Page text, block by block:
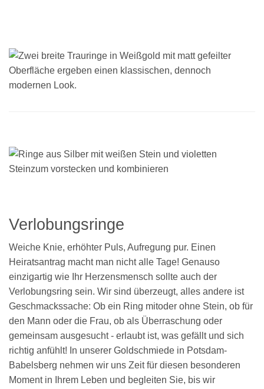
Verlobungsringe
Weiche Knie, erhöhter Puls, Aufregung pur. Einen
Heiratsantrag macht man nicht alle Tage! Genauso
einzigartig wie Ihr Herzensmensch sollte auch der
Verlobungsring sein. Wir sind überzeugt, alles andere ist
Geschmackssache: Ob ein Ring mitoder ohne Stein, ob für
den Mann oder die Frau, ob als Überraschung oder
gemeinsam ausgesucht - erlaubt ist, was gefällt und sich
richtig anfühlt! In unserer Goldschmiede in Potsdam-
Babelsberg nehmen wir uns Zeit für diesen besonderen
Moment in Ihrem Leben und begleiten Sie, bis wir